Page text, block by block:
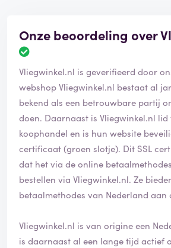
Onze beoordeling over
Vliegwinkel.nl is geverifieerd door
webshop Vliegwinkel.nl bestaat al
bekend als een betrouwbare partij
doen. Daarnaast is Vliegwinkel.nl
koophandel en is hun website
certificaat (groen slotje). Dit SSL
dat het via de online
bestellen via Vliegwinkel.nl. Ze
betaalmethodes van Nederland aan
Vliegwinkel.nl is van origine een
is daarnaast al een lange tijd actief